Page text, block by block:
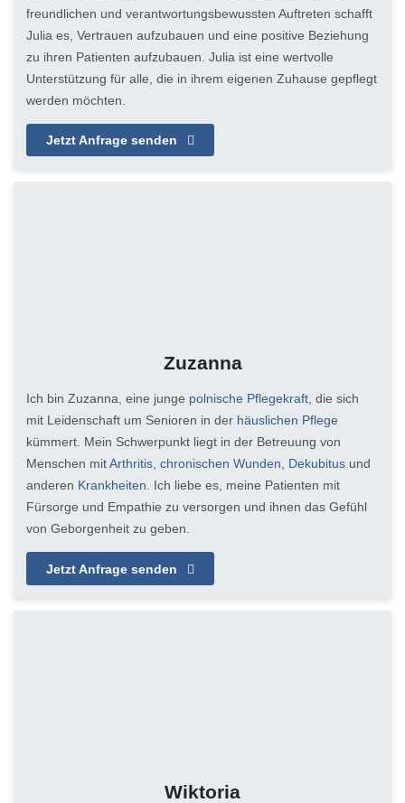
freundlichen und verantwortungsbewussten Auftreten schafft
Julia es, Vertrauen aufzubauen und eine positive Beziehung
zu ihren Patienten aufzubauen. Julia ist eine wertvolle
Unterstützung für alle, die in ihrem eigenen Zuhause gepflegt
werden möchten.
Jetzt Anfrage senden
Zuzanna
Ich bin Zuzanna, eine junge polnische Pflegekraft, die sich
mit Leidenschaft um Senioren in der häuslichen Pflege
kümmert. Mein Schwerpunkt liegt in der Betreuung von
Menschen mitArthritis, chronischen Wunden, Dekubitus und
anderen Krankheiten. Ich liebe es, meine Patienten mit
Fürsorge und Empathie zu versorgen und ihnen das Gefühl
von Geborgenheit zu geben.
Jetzt Anfrage senden
Wiktoria